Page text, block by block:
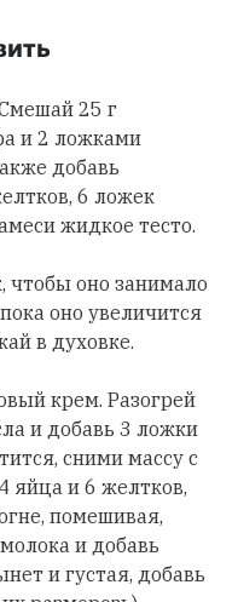
25 г
и 2 ложками
добавь
6 ложек
жидкое тесто.
чтобы оно занимало
оно увеличится
в духовке.
крем. Разогрей
и добавь 3 ложки
сними массу с
яйца и 6 желтков,
помешивая,
и добавь
и густая, добавь